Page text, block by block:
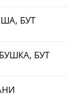
БУТ
БУТ